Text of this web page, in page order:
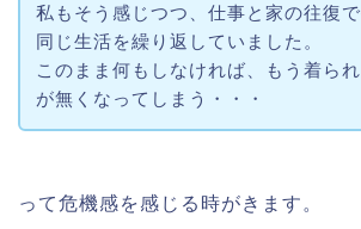
私もそう感じつつ、仕事と家の往復
同じ生活を繰り返していました。
このまま何もしなければ、もう着ら
が無くなってしまう・・・
って危機感を感じる時がきます。